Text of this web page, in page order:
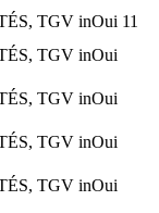
TGV inOui 11
TGV inOui
TGV inOui
TGV inOui
TGV inOui